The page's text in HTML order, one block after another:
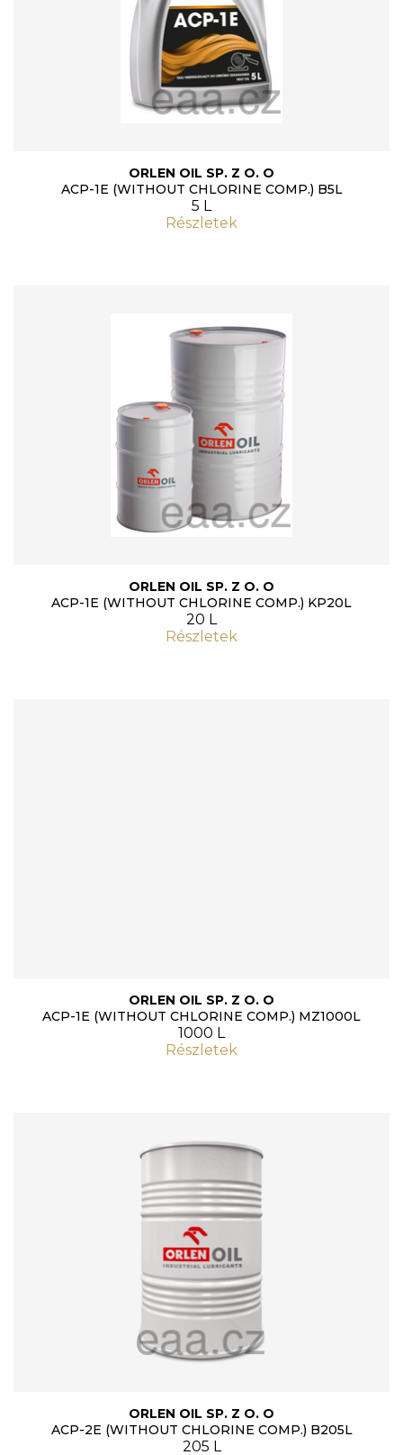
ORLEN OIL SP. Z O. O
ACP-1E (WITHOUT CHLORINE COMP.) B5L
5 L
Részletek
ORLEN OIL SP. Z O. O
ACP-1E (WITHOUT CHLORINE COMP.) KP20L
20 L
Részletek
ORLEN OIL SP. Z O. O
ACP-1E (WITHOUT CHLORINE COMP.) MZ1000L
1000 L
Részletek
ORLEN OIL SP. Z O. O
ACP-2E (WITHOUT CHLORINE COMP.) B205L
205 L